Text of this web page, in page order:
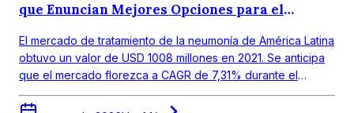
que Enuncian Mejores Opciones para el
El mercado de tratamiento de la neumonía de América Latina
obtuvo un valor de USD 1008 millones en 2021. Se anticipa
que el mercado florezca a CAGR de 7,31% durante el
periodo de pronóstico 2022-2027.